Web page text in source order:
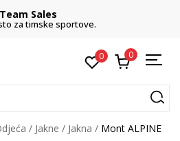
Team Sales
za timske sportove.
0 0
Jakne Jakna Mont ALPINE